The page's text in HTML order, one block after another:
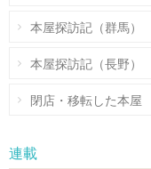
本屋探訪記（群馬）
本屋探訪記（長野）
閉店・移転した本屋
連載